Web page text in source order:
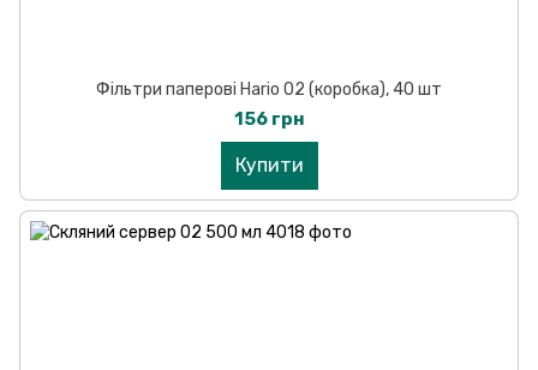
Фільтри паперові Hario 02 (коробка), 40 шт
156 грн
Купити